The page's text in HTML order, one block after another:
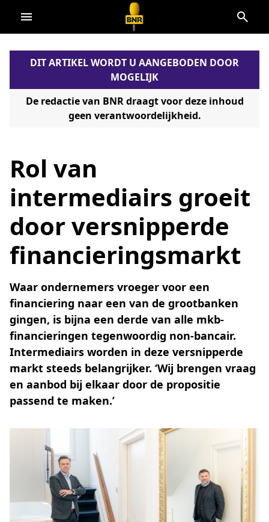
Direct
naar
deDIT ARTIKEL WORDT U AANGEBODEN DOOR
MOGELIJK
De redactie van BNR draagt voor deze inhoud
geen verantwoordelijkheid.
Rol van
intermediairs groeit
door versnipperde
financieringsmarkt
Waar ondernemers vroeger voor een
financiering naar een van de grootbanken
gingen, is bijna een derde van alle mkb-
financieringen tegenwoordig non-bancair.
Intermediairs worden in deze versnipperde
markt steeds belangrijker. ‘Wij brengen vraag
en aanbod bij elkaar door de propositie
passend te maken.’